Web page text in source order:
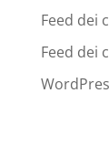
Feed dei
Feed dei